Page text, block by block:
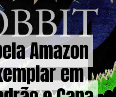
Amazon
em
Amazon
em